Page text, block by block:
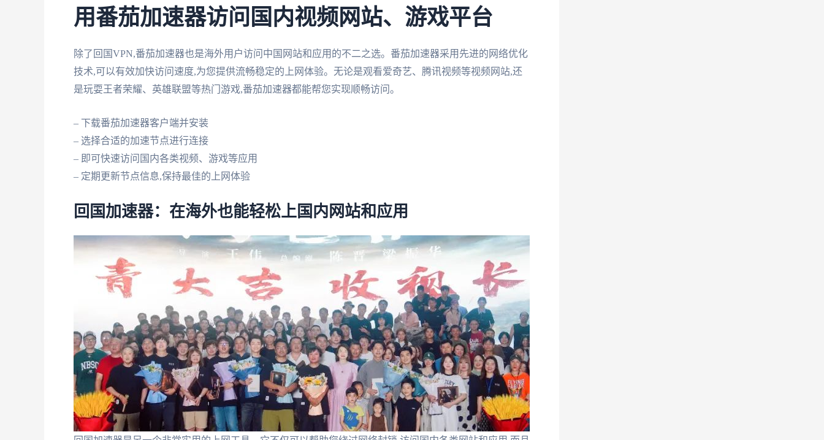
用番茄加速器访问国内视频网站、游戏平台
除了回国VPN,番茄加速器也是海外用户访问中国网站和应用的不二之选。番茄加速器采用先进的网络优化
技术,可以有效加快访问速度,为您提供流畅稳定的上网体验。无论是观看爱奇艺、腾讯视频等视频网站,还
是玩耍王者荣耀、英雄联盟等热门游戏,番茄加速器都能帮您实现顺畅访问。
– 下载番茄加速器客户端并安装
– 选择合适的加速节点进行连接
– 即可快速访问国内各类视频、游戏等应用
– 定期更新节点信息,保持最佳的上网体验
回国加速器：在海外也能轻松上国内网站和应用